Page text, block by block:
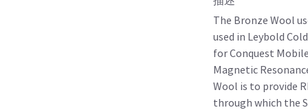
The Bronze Wool
used in Leybold
for Conquest
Magnetic
Wool is to provide
through which the